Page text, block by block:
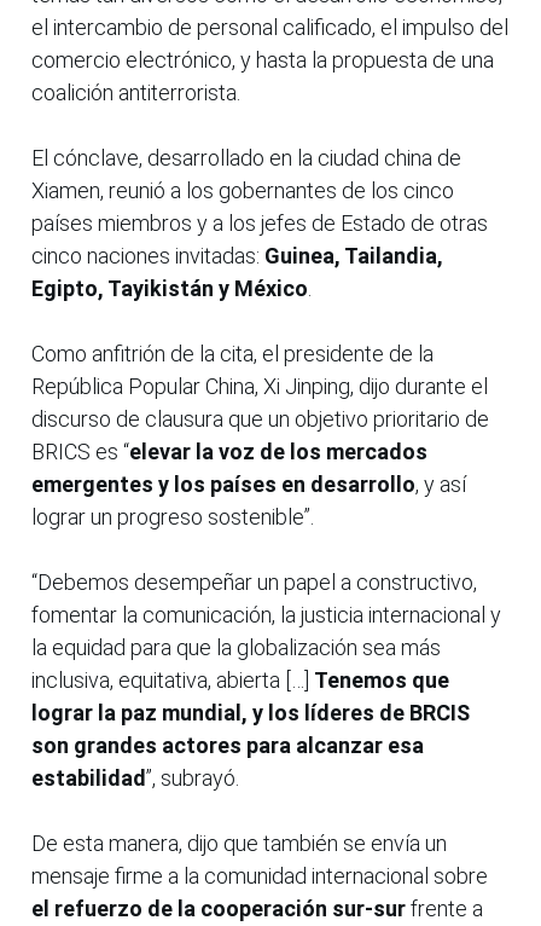
el intercambio de personal calificado, el impulso del
comercio electrónico, y hasta la propuesta de una
coalición antiterrorista.
El cónclave, desarrollado en la ciudad china de
Xiamen, reunió a los gobernantes de los cinco
países miembros y a los jefes de Estado de otras
cinco naciones invitadas: Guinea, Tailandia,
Egipto, Tayikistán y México
Como anfitrión de la cita, el presidente de la
República Popular China, Xi Jinping, dijo durante el
discurso de clausura que un objetivo prioritario de
BRICS es “elevar la voz de los mercados
emergentes y los países en desarrollo, y así
lograr un progreso sostenible”.
“Debemos desempeñar un papel a constructivo,
fomentar la comunicación, la justicia internacional y
la equidad para que la globalización sea más
inclusiva, equitativa, abierta […] Tenemos que
lograr la paz mundial, y los líderes de BRCIS
son grandes actores para alcanzar esa
estabilidad”, subrayó.
De esta manera, dijo que también se envía un
mensaje firme a la comunidad internacional sobre
el refuerzo de la cooperación sur-surfrente a